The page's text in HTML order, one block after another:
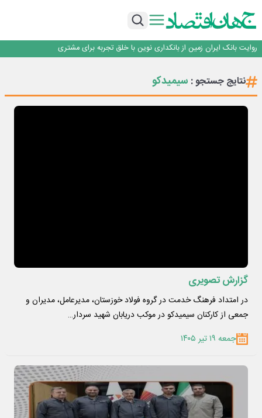
اجرای برنامه تحول بانک با تمرکز بر منابع پایدار، درآمدهای کارمزدی و بازسازی اعتماد
داد
روایت بانک ایران زمین از بانکداری نوین با خلق تجربه برای مشتری
سرپرست اداره کل روابط عمومی بیمه مرکزی منصوب شد
اجرای برنامه تحول بانک با تمرکز بر منابع پایدار، درآمدهای کارمزدی و بازسازی اعتماد
نتایج جستجو : سیمیدکو
گزارش تصویری
در امتداد فرهنگ خدمت در گروه فولاد خوزستان، مدیرعامل، مدیران و
جمعی از کارکنان سیمیدکو در موکب دریابان شهید سردار…
جمعه ۱۹ تیر ۱۴۰۵